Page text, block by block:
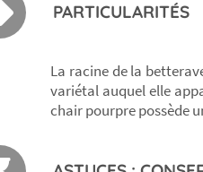
PARTICULARITÉS
La racine de la
variétal auquel elle
chair pourpre possède